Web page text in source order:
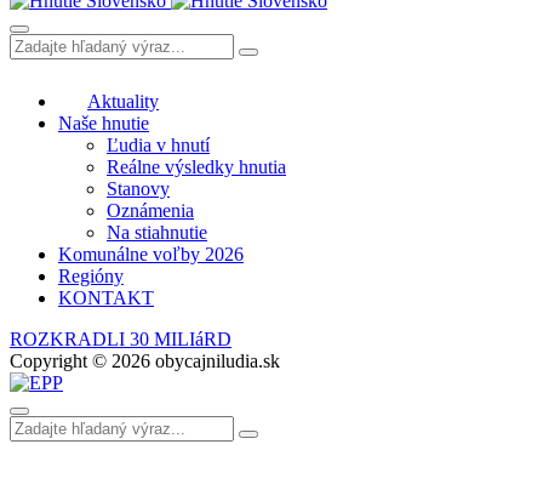
Aktuality
Naše hnutie
Ľudia v hnutí
Reálne výsledky hnutia
Stanovy
Oznámenia
Na stiahnutie
Komunálne voľby 2026
Regióny
KONTAKT
ROZKRADLI 30 MILIáRD
Copyright © 2026 obycajniludia.sk